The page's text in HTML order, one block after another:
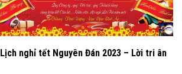
Lịch nghỉ tết Nguyên Đán 2023 – Lời tri ân